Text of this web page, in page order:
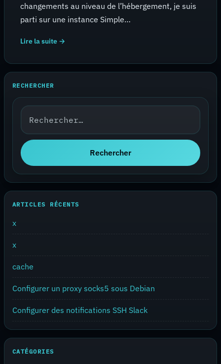
changements au niveau de l’hébergement, je suis
parti sur une instance Simple…
Lire la suite →
RECHERCHER
Rechercher :
Rechercher
ARTICLES RÉCENTS
x
x
cache
Configurer un proxy socks5 sous Debian
Configurer des notifications SSH Slack
CATÉGORIES